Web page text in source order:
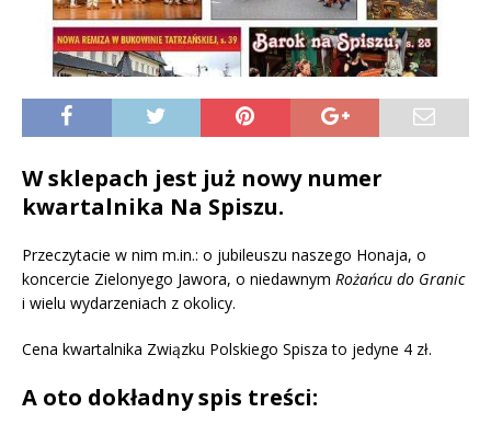
W sklepach jest już nowy numer
kwartalnika Na Spiszu.
Przeczytacie w nim m.in.: o jubileuszu naszego Honaja, o
koncercie Zielonyego Jawora, o niedawnym Rożańcu do Granic
i wielu wydarzeniach z okolicy.
Cena kwartalnika Związku Polskiego Spisza to jedyne 4 zł.
A oto dokładny spis treści: